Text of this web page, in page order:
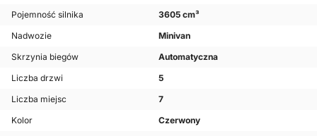
Pojemność silnika
3605 cm³
Nadwozie
Minivan
Skrzynia biegów
Automatyczna
Liczba drzwi
5
Liczba miejsc
7
Kolor
Czerwony